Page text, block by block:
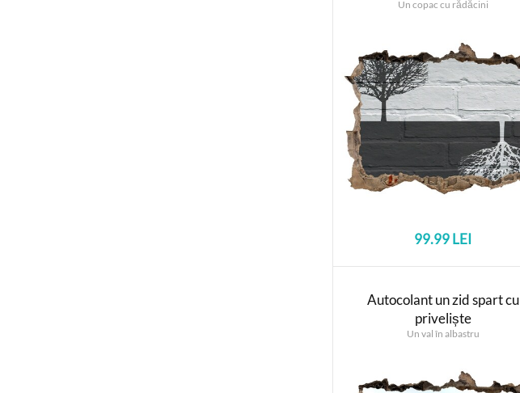
Un copac cu rădăcini
99.99 LEI
Autocolant un zid spart cu
priveliște
Un val în albastru